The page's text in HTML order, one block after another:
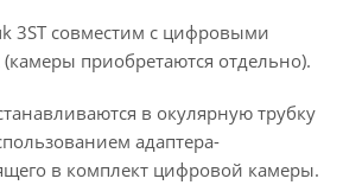
3ST совместим с цифровыми
приобретаются отдельно).
в окулярную трубку
адаптера-
в комплект цифровой камеры.